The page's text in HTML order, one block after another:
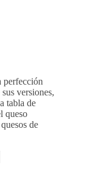
perfección
versiones,
tabla de
queso
de